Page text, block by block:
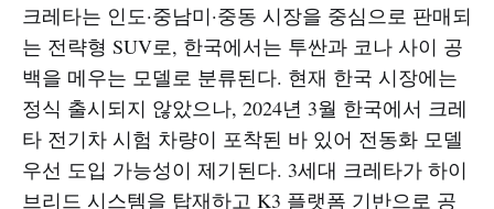
크레타는 인도·중남미·중동 시장을 중심으로 판매되
는 전략형 SUV로, 한국에서는 투싼과 코나 사이 공
백을 메우는 모델로 분류된다. 현재 한국 시장에는
정식 출시되지 않았으나, 2024년 3월 한국에서 크레
타 전기차 시험 차량이 포착된 바 있어 전동화 모델
우선 도입 가능성이 제기된다. 3세대 크레타가 하이
브리드 시스템을 탑재하고 K3 플랫폼 기반으로 공